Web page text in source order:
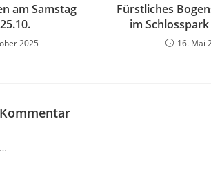
am Samstag
2025
Fürstliches
im
16. Mai